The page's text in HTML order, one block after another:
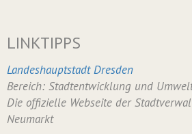
LINKTIPPS
Landeshauptstadt Dresden
Bereich: Stadtentwicklung und
Die offizielle Webseite der
Neumarkt